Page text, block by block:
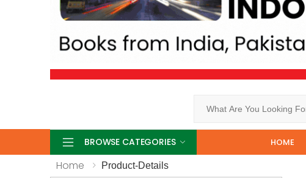
BROWSE CATEGORIES HOME
Home Product-Details